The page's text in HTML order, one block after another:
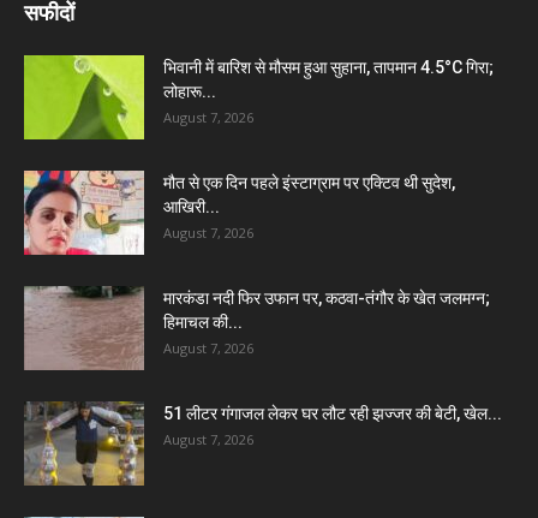
सफीदों
भिवानी में बारिश से मौसम हुआ सुहाना, तापमान 4.5°C गिरा;
लोहारू...
August 7, 2026
मौत से एक दिन पहले इंस्टाग्राम पर एक्टिव थी सुदेश,
आखिरी...
August 7, 2026
मारकंडा नदी फिर उफान पर, कठवा-तंगौर के खेत जलमग्न;
हिमाचल की...
August 7, 2026
51 लीटर गंगाजल लेकर घर लौट रही झज्जर की बेटी, खेल...
August 7, 2026